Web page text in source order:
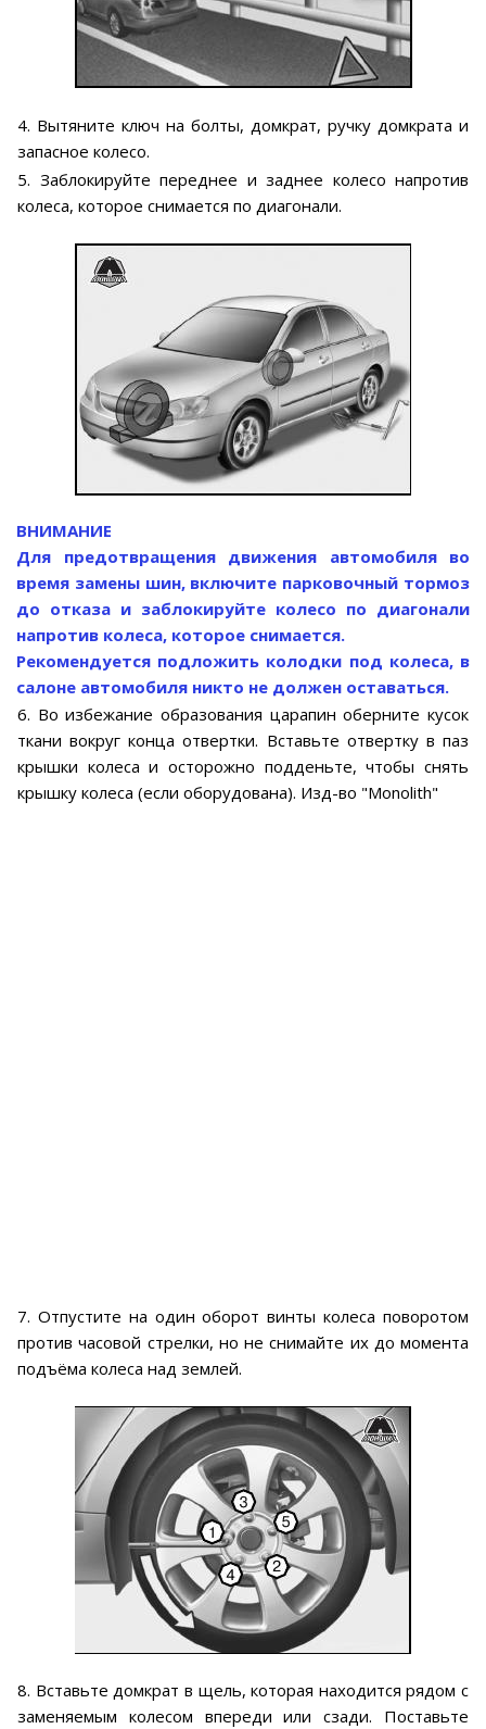
4. Вытяните ключ на болты, домкрат, ручку домкрата и
запасное колесо.
5. Заблокируйте переднее и заднее колесо напротив
колеса, которое снимается по диагонали.
ВНИМАНИЕ
Для предотвращения движения автомобиля во
время замены шин, включите парковочный тормоз
до отказа и заблокируйте колесо по диагонали
напротив колеса, которое снимается.
Рекомендуется подложить колодки под колеса, в
салоне автомобиля никто не должен оставаться.
6. Во избежание образования царапин оберните кусок
ткани вокруг конца отвертки. Вставьте отвертку в паз
крышки колеса и осторожно подденьте, чтобы снять
крышку колеса (если оборудована). Изд-во "Monolith"
7. Отпустите на один оборот винты колеса поворотом
против часовой стрелки, но не снимайте их до момента
подъёма колеса над землей.
8. Вставьте домкрат в щель, которая находится рядом с
заменяемым колесом впереди или cзади. Поставьте